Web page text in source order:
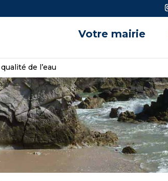
Votre mairie
de l’eau